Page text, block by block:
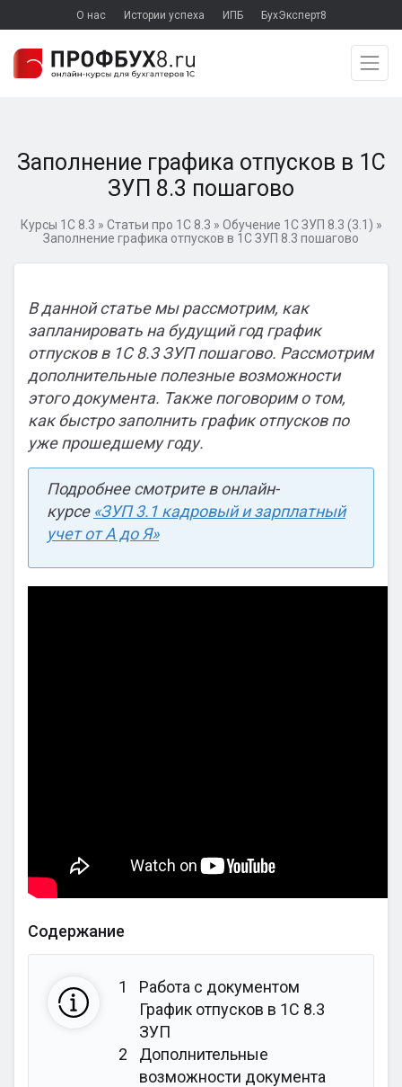
О нас Истории успеха ИПБ БухЭксперт8
Заполнение графика отпусков в 1С
ЗУП 8.3 пошагово
Курсы 1С 8.3 » Статьи про 1С 8.3 » Обучение 1С ЗУП 8.3 (3.1) »
Заполнение графика отпусков в 1С ЗУП 8.3 пошагово
В данной статье мы рассмотрим, как
запланировать на будущий год график
отпусков в 1С 8.3 ЗУП пошагово. Рассмотрим
дополнительные полезные возможности
этого документа. Также поговорим о том,
как быстро заполнить график отпусков по
уже прошедшему году.
Подробнее смотрите в онлайн-
курсе «ЗУП 3.1 кадровый и зарплатный
учет от А до Я»
Содержание
1
Работа с документом
График отпусков в 1С 8.3
ЗУП
2
Дополнительные
возможности документа